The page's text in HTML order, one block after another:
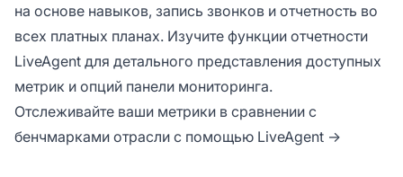
на основе навыков, запись звонков и отчетность во
всех платных планах. Изучите функции отчетности
LiveAgent для детального представления доступных
метрик и опций панели мониторинга.
Отслеживайте ваши метрики в сравнении с
бенчмарками отрасли с помощью LiveAgent →